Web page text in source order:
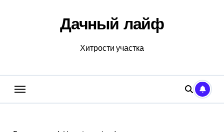
Дачный лайф
Хитрости участка